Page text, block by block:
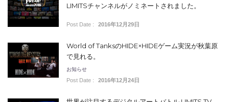
LIMITSチャンネルがノミネートされました。
Post Date : 2016年12月29日
World of TanksのHIDE×HIDEゲーム実況が秋葉原
で見れる。
お知らせ
Post Date : 2016年12月24日